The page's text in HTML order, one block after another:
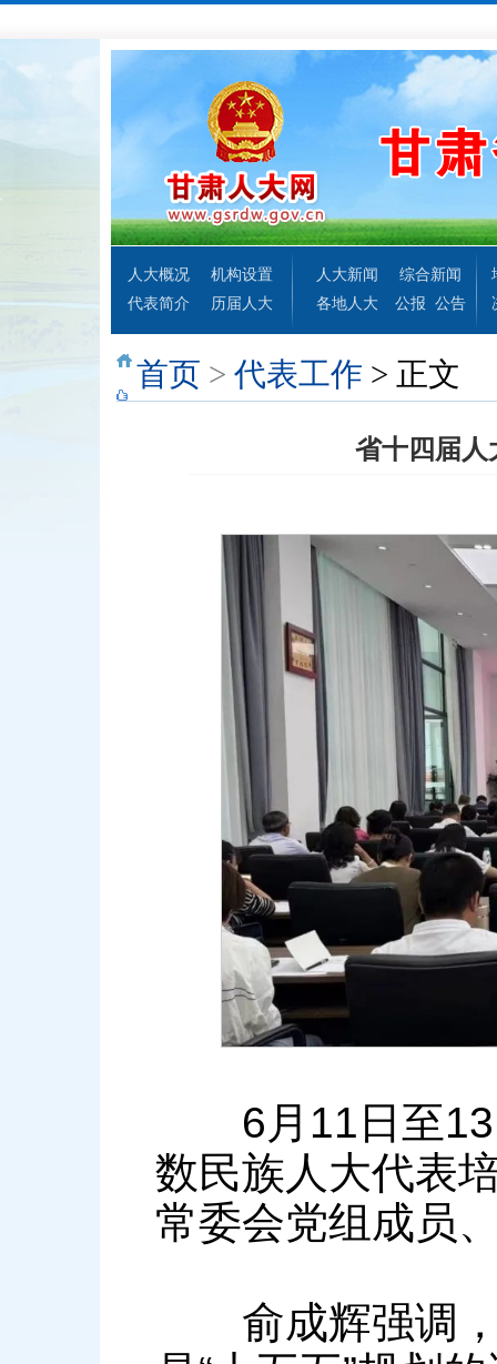
人大概况
机构设置
代表简介
历届人大
人大新闻
综合新闻
各地人大
公报 公告
首页 > 代表工作 > 正文
省十四届人
6月11日至13
数民族人大代表
常委会党组成员
俞成辉强调，